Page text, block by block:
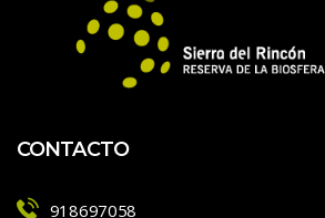
CONTACTO
918697058